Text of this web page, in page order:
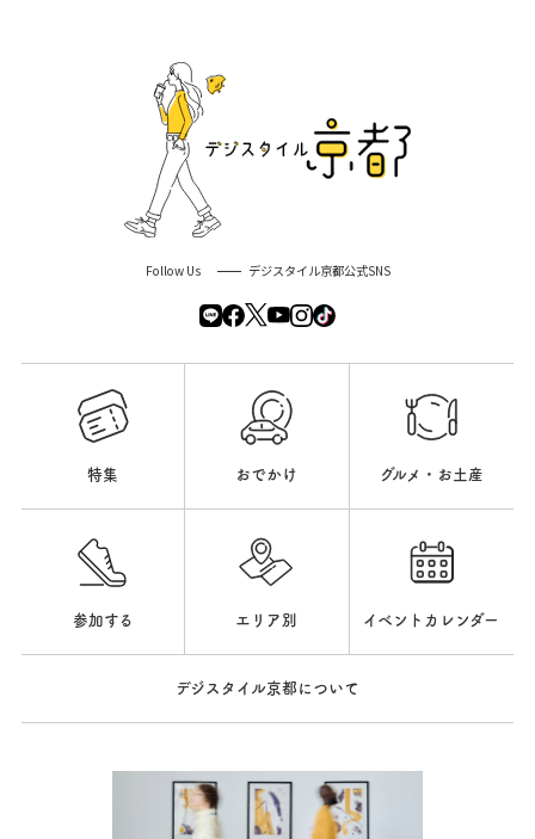
Follow Us デジスタイル京都公式SNS
特集 おでかけ グルメ・お土産
参加する エリア別 イベントカレンダー
デジスタイル京都について